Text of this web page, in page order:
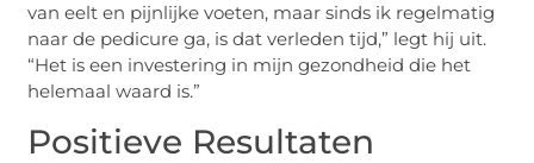
van eelt en pijnlijke voeten, maar sinds ik regelmatig
naar de pedicure ga, is dat verleden tijd,” legt hij uit.
“Het is een investering in mijn gezondheid die het
helemaal waard is.”
Positieve Resultaten